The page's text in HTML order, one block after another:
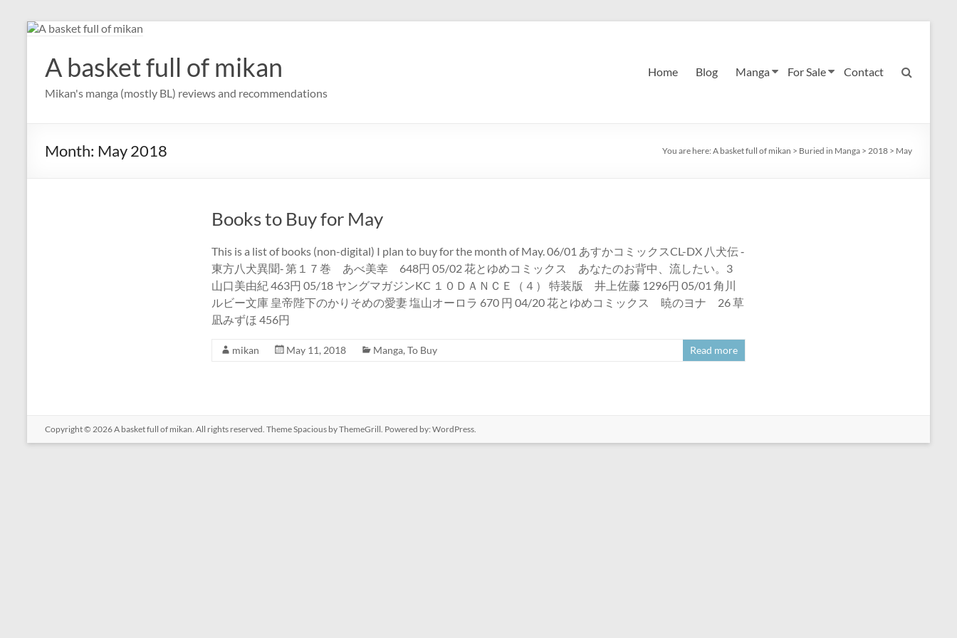
Skip
contentA basket full of mikan
Mikan's manga (mostly BL) reviews and recommendations
Home Blog Manga For Sale Contact
Month: May 2018 You are here: A basket full of mikan > Buried in Manga > 2018 > May
Books to Buy for May
This is a list of books (non-digital) I plan to buy for the month of May. 06/01 あすかコミックスCL-DX 八犬伝 ‐
東方八犬異聞‐ 第１７巻 あべ美幸 648円 05/02 花とゆめコミックス あなたのお背中、流したい。3
山口美由紀 463円 05/18 ヤングマガジンKC １０ＤＡＮＣＥ（４） 特装版 井上佐藤 1296円 05/01 角川
ルビー文庫 皇帝陛下のかりそめの愛妻 塩山オーロラ 670 円 04/20 花とゆめコミックス 暁のヨナ 26 草
凪みずほ 456円
mikan May 11, 2018 Manga, To Buy Read more
Copyright © 2026A basket full of mikan. All rights reserved. ThemeSpacious by ThemeGrill. Powered by: WordPress.